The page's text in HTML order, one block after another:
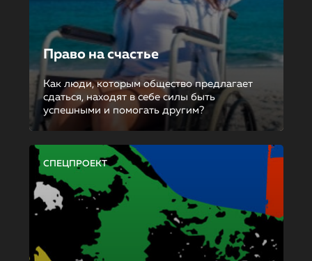
Право на счастье
Как люди, которым общество предлагает
сдаться, находят в себе силы быть
успешными и помогать другим?
СПЕЦПРОЕКТ